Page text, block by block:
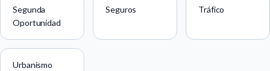
Segunda
Oportunidad
Seguros Tráfico
Urbanismo